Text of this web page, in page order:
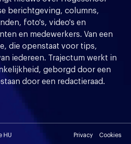
berichtgeving, columns,
foto's, video's en
en medewerkers. Van een
die openstaat voor tips,
iedereen. Trajectum werkt in
geborgd door een
door een redactieraad.
HU Privacy Cookies